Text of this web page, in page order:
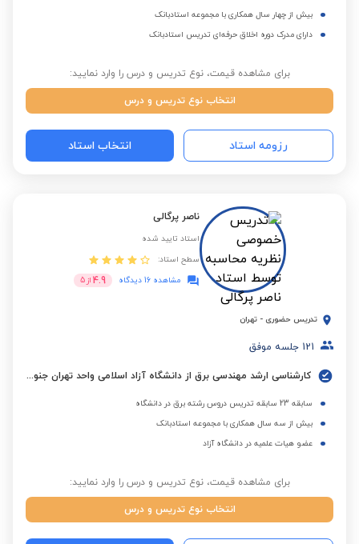
بیش از چهار سال همکاری با مجموعه استادبانک
دارای مدرک دوره اخلاق حرفه‌ای تدریس استادبانک
برای مشاهده قیمت، نوع تدریس و درس را وارد نمایید:
انتخاب نوع تدریس و درس
رزومه استاد انتخاب استاد
ناصر پرگالی
استاد تایید شده
سطح استاد:
مشاهده 16 دیدگاه
4.9 از 5
تدریس حضوری - تهران
121 جلسه موفق
کارشناسی ارشد مهندسی برق از دانشگاه آزاد اسلامی واحد تهران جنوب
سابقه 23 سابقه تدریس دروس رشته برق در دانشگاه
بیش از سه سال همکاری با مجموعه استادبانک
عضو هیات علمیه در دانشگاه آزاد
برای مشاهده قیمت، نوع تدریس و درس را وارد نمایید:
انتخاب نوع تدریس و درس